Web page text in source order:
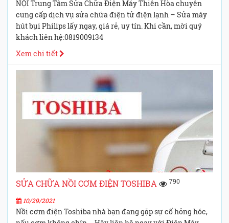
NỘI Trung Tâm Sửa Chữa Điện Máy Thiên Hòa chuyên
cung cấp dịch vụ sửa chữa điện tử điện lạnh – Sửa máy
hút bụi Philips lấy ngay, giá rẻ, uy tín. Khi cần, mời quý
khách liên hệ:0819009134
Xem chi tiết
SỬA CHỮA NỒI CƠM ĐIỆN TOSHIBA 790
10/29/2021
Nồi cơm điện Toshiba nhà bạn đang gặp sự cố hỏng hóc,